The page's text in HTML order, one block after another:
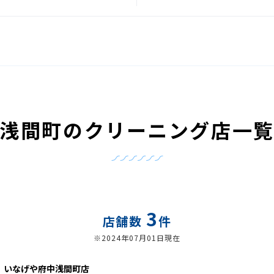
浅間町のクリーニング店一覧
店舗数 3件
※2024年07月01日現在
なげや府中浅間町店